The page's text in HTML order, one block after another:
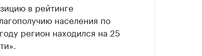
в рейтинге
населения по
регион находился на 25